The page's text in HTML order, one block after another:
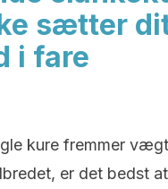
sætter
i fare
kure fremmer
er det bedst